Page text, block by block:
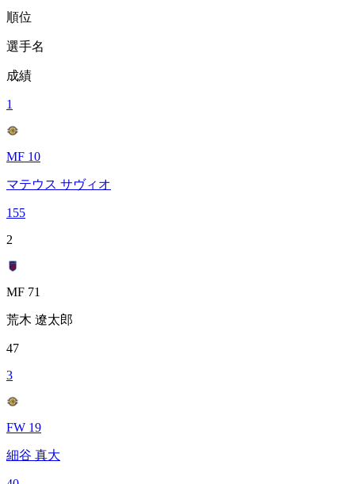
順位
選手名
成績
1
MF 10
マテウス サヴィオ
155
2
MF 71
荒木 遼太郎
47
3
FW 19
細谷 真大